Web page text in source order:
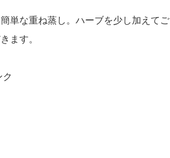
単な重ね蒸し。ハーブを少し加えてご
ます。